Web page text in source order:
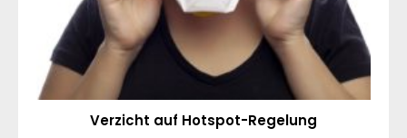
Verzicht auf Hotspot-Regelung